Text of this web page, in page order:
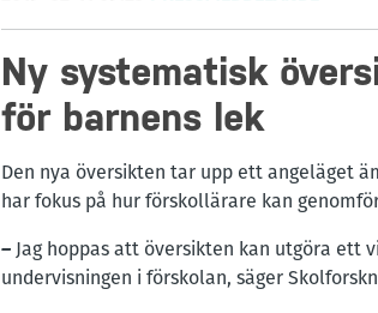
Ny systematisk
för barnens lek
Den nya översikten tar upp ett angeläget
har fokus på hur förskollärare kan
– Jag hoppas att översikten kan utgöra ett
undervisningen i förskolan, säger